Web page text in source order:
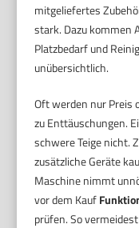
mitgeliefertes
stark. Dazu kommen
Platzbedarf und
unübersichtlich.
Oft werden nur Preis
zu Enttäuschungen.
schwere Teige nicht.
zusätzliche Geräte
Maschine nimmt
vor dem Kauf
prüfen. So